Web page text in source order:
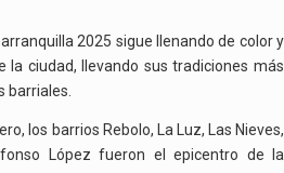
2025 sigue llenando de color y
la ciudad, llevando sus tradiciones más
barriales.
los barrios Rebolo, La Luz, Las Nieves,
López fueron el epicentro de la